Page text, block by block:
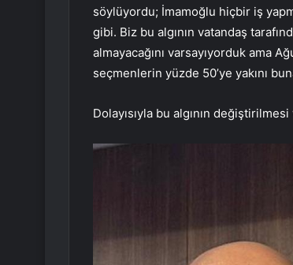
söylüyordu; İmamoğlu hiçbir iş
gibi. Biz bu algının vatandaş
almayacağını varsayıyorduk ama
seçmenlerin yüzde 50’ye yakını
Dolayısıyla bu algının